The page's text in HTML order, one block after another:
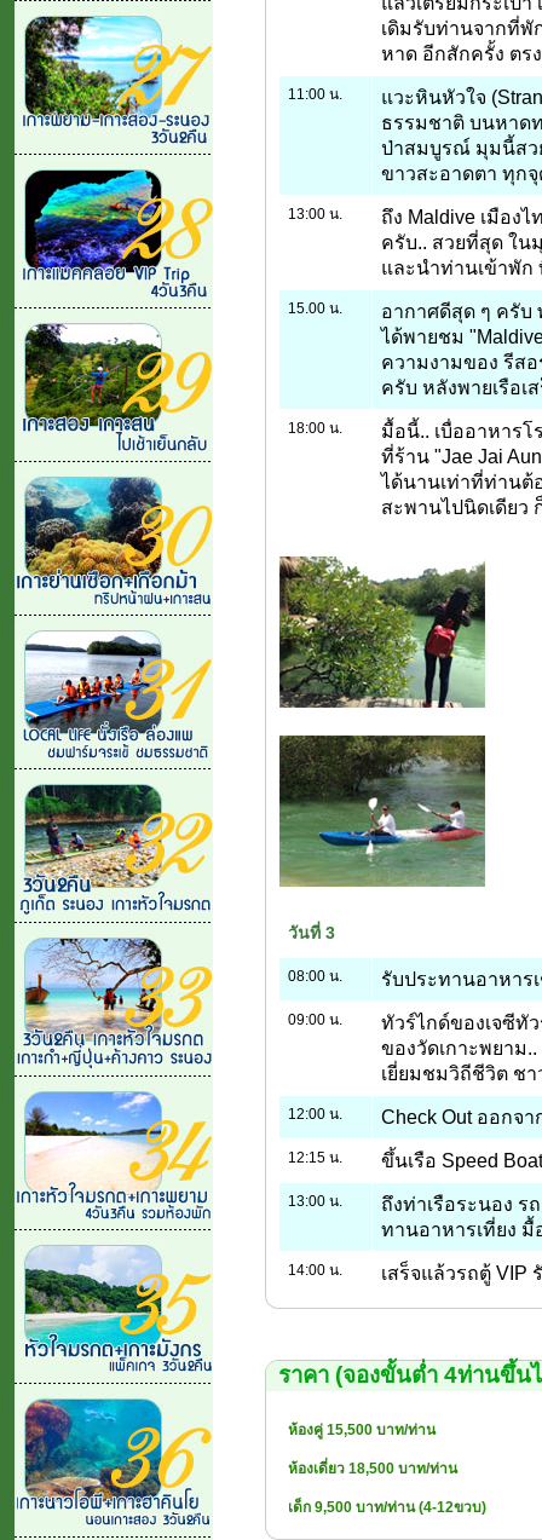
เดิมรับท่านจากที่พั
หาด อีกสักครั้ง ตร
11:00 น.
แวะหินหัวใจ
ธรรมชาติ บนหาด
ป่าสมบูรณ์ มุมนี้สว
ขาวสะอาดตา ทุก
13:00 น.
ถึง Maldive เมือง
ครับ.. สวยที่สุด ใน
และนำท่านเข้าพัก
15.00 น.
อากาศดีสุด ๆ ครับ
ได้พายชม
ความงามของ รีส
ครับ หลังพายเรือเ
18:00 น.
มื้อนี้.. เบื่ออาหารโ
ที่ร้าน "Jae Jai
ได้นานเท่าที่ท่านต้
สะพานไปนิดเดียว
วันที่ 3
08:00 น. รับประทานอาหาร
09:00 น.
ทัวร์ไกด์ของเจซีทั
ของวัดเกาะพยาม
เยี่ยมชมวิถีชีวิต ชา
12:00 น. Check Out ออกจ
12:15 น. ขึ้นเรือ Speed
13:00 น.
ถึงท่าเรือระนอง ร
ทานอาหารเที่ยง
14:00 น. เสร็จแล้วรถตู้ VIP
ราคา (จองขั้นต่ำ 4ท่านขึ้น
ห้องคู่ 15,500 บาท/ท่าน
ห้องเดี่ยว 18,500 บาท/ท่าน
เด็ก 9,500 บาท/ท่าน (4-12ขวบ)